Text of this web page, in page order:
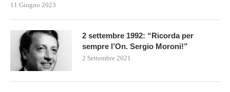
11 Giugno 2023
2 settembre 1992: “Ricorda per
sempre l’On. Sergio Moroni!”
2 Settembre 2021